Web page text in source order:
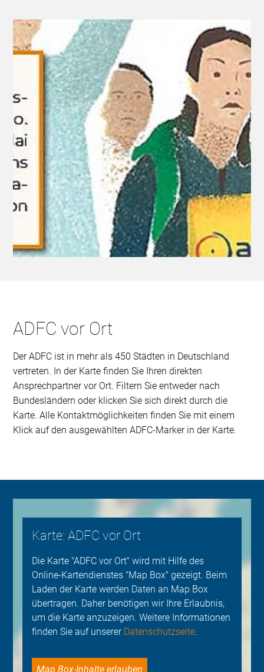
ADFC vor Ort
Der ADFC ist in mehr als 450 Städten in Deutschland
vertreten. In der Karte finden Sie Ihren direkten
Ansprechpartner vor Ort. Filtern Sie entweder nach
Bundesländern oder klicken Sie sich direkt durch die
Karte. Alle Kontaktmöglichkeiten finden Sie mit einem
Klick auf den ausgewählten ADFC-Marker in der Karte.
Karte: ADFC vor Ort
Die Karte "ADFC vor Ort" wird mit Hilfe des
Online-Kartendienstes "Map Box" gezeigt. Beim
Laden der Karte werden Daten an Map Box
übertragen. Daher benötigen wir Ihre Erlaubnis,
um die Karte anzuzeigen. Weitere Informationen
finden Sie auf unserer Datenschutzseite.
Map Box-Inhalte erlauben